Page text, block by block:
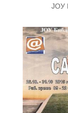
ЈОУ